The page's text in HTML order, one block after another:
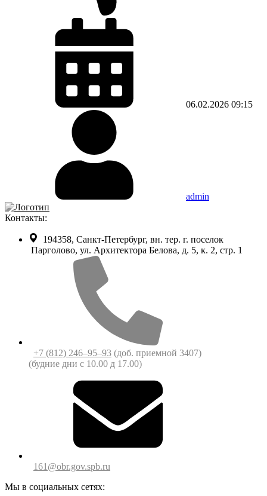
06.02.2026 09:15
admin
Контакты:
194358, Санкт-Петербург, вн. тер. г. поселок
Парголово, ул. Архитектора Белова, д. 5, к. 2, cтр. 1
+7 (812) 246‒95‒93 (доб. приемной 3407)
(будние дни c 10.00 д 17.00)
161@obr.gov.spb.ru
Мы в социальных сетях: